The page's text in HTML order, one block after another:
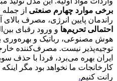
برخی موارد چهارم صنعتی از
راندمان پایین انرژی، مصرف بالای
احتمالی تحریم‌ها
هوش مصنوعی، رباتیک و بهره‌وری
توجیه‌پذیر نیست. مصرف‌کننده
ایران بهره می‌برد، فردا با حذف
کارخانجات ما نخواهد بود مگر
رانت کنیم.